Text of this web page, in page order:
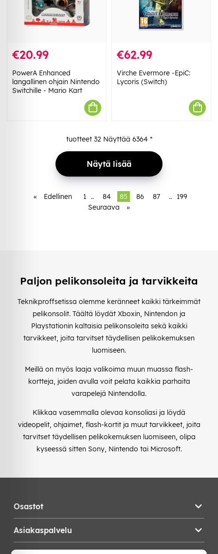
€20.99
PowerA Enhanced
langallinen ohjain Nintendo
Switchille - Mario Kart
€62.99
Virche Evermore -EpiC:
Lycoris (Switch)
tuotteet 32Näyttää 6364 *
Näytä lisää
« Edellinen 1 .. 84 85 86 87 ..
199
Seuraava
»
Paljon pelikonsoleita ja tarvikkeita
Teknikproffsetissa olemme keränneet kaikki tärkeimmät
pelikonsolit. Täältä löydät Xboxin, Nintendon ja
Playstationin kaltaisia pelikonsoleita sekä kaikki
tarvikkeet, joita tarvitset täydellisen pelikokemuksen
luomiseen.
Meillä on myös laaja valikoima muun muassa flash-
kortteja, joiden avulla voit pelata kaikkia parhaita
varapelejä Nintendolla.
Klikkaa vasemmalla olevaa konsoliasi ja löydä
videopelit, ohjaimet, flash-kortit ja muut tarvikkeet, joita
tarvitset täydellisen pelikokemuksen luomiseen, olipa
kyseessä sitten Sony, Nintendo tai Microsoft.
Osastot
Asiakaspalvelu